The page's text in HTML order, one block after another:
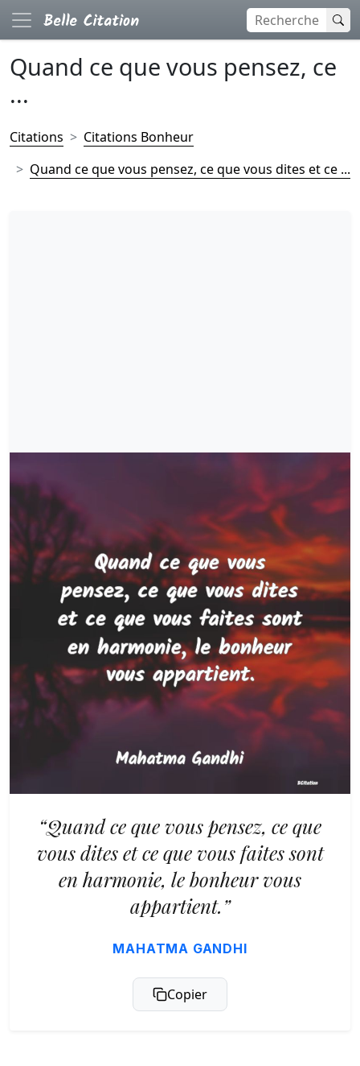
Quand ce que vous pensez, ce
...
Citations
Citations Bonheur
Quand ce que vous pensez, ce que vous dites et ce ...
“Quand ce que vous pensez, ce que
vous dites et ce que vous faites sont
en harmonie, le bonheur vous
appartient.”
MAHATMA GANDHI
Copier